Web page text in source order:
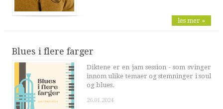
les mer »
Blues i flere farger
Diktene er en jam session - som svinger
innom ulike temaer og stemninger i soul
og blues.
26.01.2024